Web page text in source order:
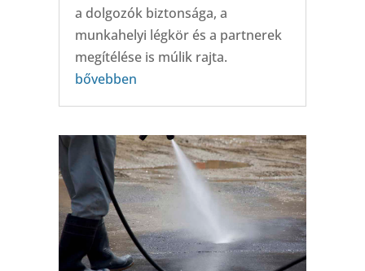
a dolgozók biztonsága, a
munkahelyi légkör és a partnerek
megítélése is múlik rajta.
bővebben